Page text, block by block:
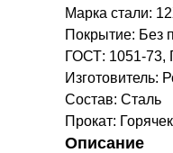
Марка стали:
Покрытие: Без
ГОСТ: 1051-73,
Изготовитель:
Состав: Сталь
Прокат:
Описание